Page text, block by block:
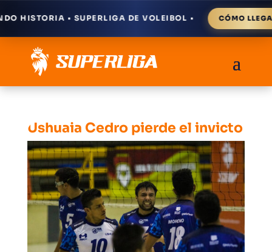
• SUPERLIGA DE VOLEIBOL • CÓMO LLEGAR ⁕
Ushuaia Cedro pierde el invicto